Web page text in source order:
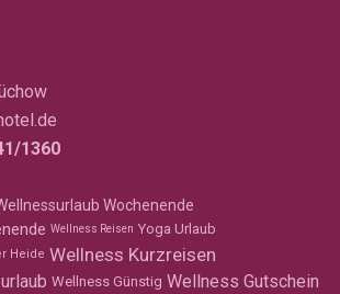
1360
Wochenende
Wellness Reisen Yoga Urlaub
Heide Wellness Kurzreisen
Wellness Günstig Wellness Gutschein